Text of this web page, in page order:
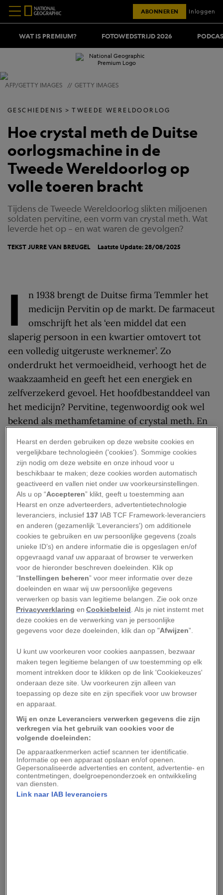
WAT IS PREMIUM? FOTOWEDSTRIJD 2026
ABONNEREN Inloggen
AFP/GETTY IMAGES // GETTY IMAGES
GESCHIEDENIS TWEEDE WERELDOORLOG
Hoe crystal meth de Duitse
oorlogsmachine in de
Tweede Wereldoorlog op
volle toeren bracht
Tijdens de Tweede Wereldoorlog slikten miljoenen
soldaten pervitine, een vorm van crystal meth. Wat
leverde het op – en wat waren de gevolgen?
TEKSTJURRE VAN BREUGEL Laatste Update: 28/08/2025
I
n 1938 brengt de Duitse firma Temmler het
medicijn Pervitin op de markt. De farmaceut
omschrijft het als ‘een middel dat een
slaperig persoon in een kwartier omtovert tot
een volledig uitgeruste werknemer’. Zo
onderdrukt het vermoeidheid, verhoogt het de
waakzaamheid en geeft het een energiek en
zelfverzekerd gevoel. Het hoofdbestanddeel van
het medicijn? Pervitine, tegenwoordig ook wel
bekend als methamfetamine of crystal meth. En
aftrek bij de Wehrmacht.
Introductie bij de
Wehrmacht
Pervitin was zonder voorschrift verkrijgbaar bij
de apotheek. Het stimulerende middel vindt ook
zijn weg naar soldaten van de Wehrmacht.
Tijdens de bezetting van Tsjecho-Slowakije
(1938) ende inval in Polen(1939) slikken veel
soldaten het op eigen initiatief.
Vanaf het voorjaar van 1940 behoort Pervitin
officieel tot het medicijnkastje van de
sigaretten en verdovende middelen af, maar
staan open voor een middel dat soldaten sterker,
zelfverzekerder en doortastender maakt. De
medische dienst wordt geïnstrueerd dat Pervitin
alleen mag worden voorgeschreven door
medische officieren, maar die richtlijn wordt
niet altijd nageleefd.
Vechten onder invloed
Zodoende worden 35 miljoen pillen verstrekt
Hearst en derden gebruiken op deze website cookies en
vergelijkbare technologieën ('cookies'). Sommige cookies
zijn nodig om deze website en onze inhoud voor u
beschikbaar te maken; deze cookies worden automatisch
geactiveerd en vallen niet onder uw voorkeursinstellingen.
Als u op “Accepteren” klikt, geeft u toestemming aan
Hearst en onze adverteerders, advertentietechnologie
leveranciers, inclusief 137 IAB TCF Framework-leveranciers
en anderen (gezamenlijk 'Leveranciers') om additionele
cookies te gebruiken en uw persoonlijke gegevens (zoals
unieke ID’s) en andere informatie die is opgeslagen en/of
opgevraagd vanaf uw apparaat of browser te verwerken
voor de hieronder beschreven doeleinden. Klik op
“Instellingen beheren” voor meer informatie over deze
doeleinden en waar wij uw persoonlijke gegevens
verwerken op basis van legitieme belangen. Zie ook onze
Privacyverklaring enCookiebeleid. Als je niet instemt met
deze cookies en de verwerking van je persoonlijke
gegevens voor deze doeleinden, klik dan op "Afwijzen”.
U kunt uw voorkeuren voor cookies aanpassen, bezwaar
maken tegen legitieme belangen of uw toestemming op elk
moment intrekken door te klikken op de link 'Cookiekeuzes'
onderaan deze site. Uw voorkeuren zijn alleen van
toepassing op deze site en zijn specifiek voor uw browser
en apparaat.
Wij en onze Leveranciers verwerken gegevens die zijn
verkregen via het gebruik van cookies voor de
volgende doeleinden:
De apparaatkenmerken actief scannen ter identificatie.
Informatie op een apparaat opslaan en/of openen.
Gepersonaliseerde advertenties en content, advertentie- en
contentmetingen, doelgroepenonderzoek en ontwikkeling
van diensten.
Link naar IAB leveranciers